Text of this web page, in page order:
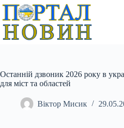
Перейти
вмісту
Останній дзвоник 2026 року в
для міст та областей
Віктор Мисик